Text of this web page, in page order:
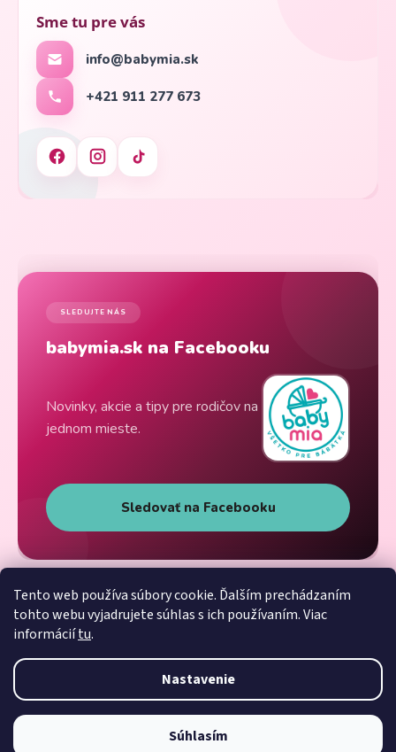
Tento web používa súbory cookie. Ďalším prechádzaním
tohto webu vyjadrujete súhlas s ich používaním. Viac
informáciítu.
Nastavenie
Súhlasím
Sme tu pre vás
info@babymia.sk
+421 911 277 673
SLEDUJTE NÁS
babymia.sk na Facebooku
Novinky, akcie a tipy pre rodičov na
jednom mieste.
Sledovať na Facebooku
Vytvoril Shoptet